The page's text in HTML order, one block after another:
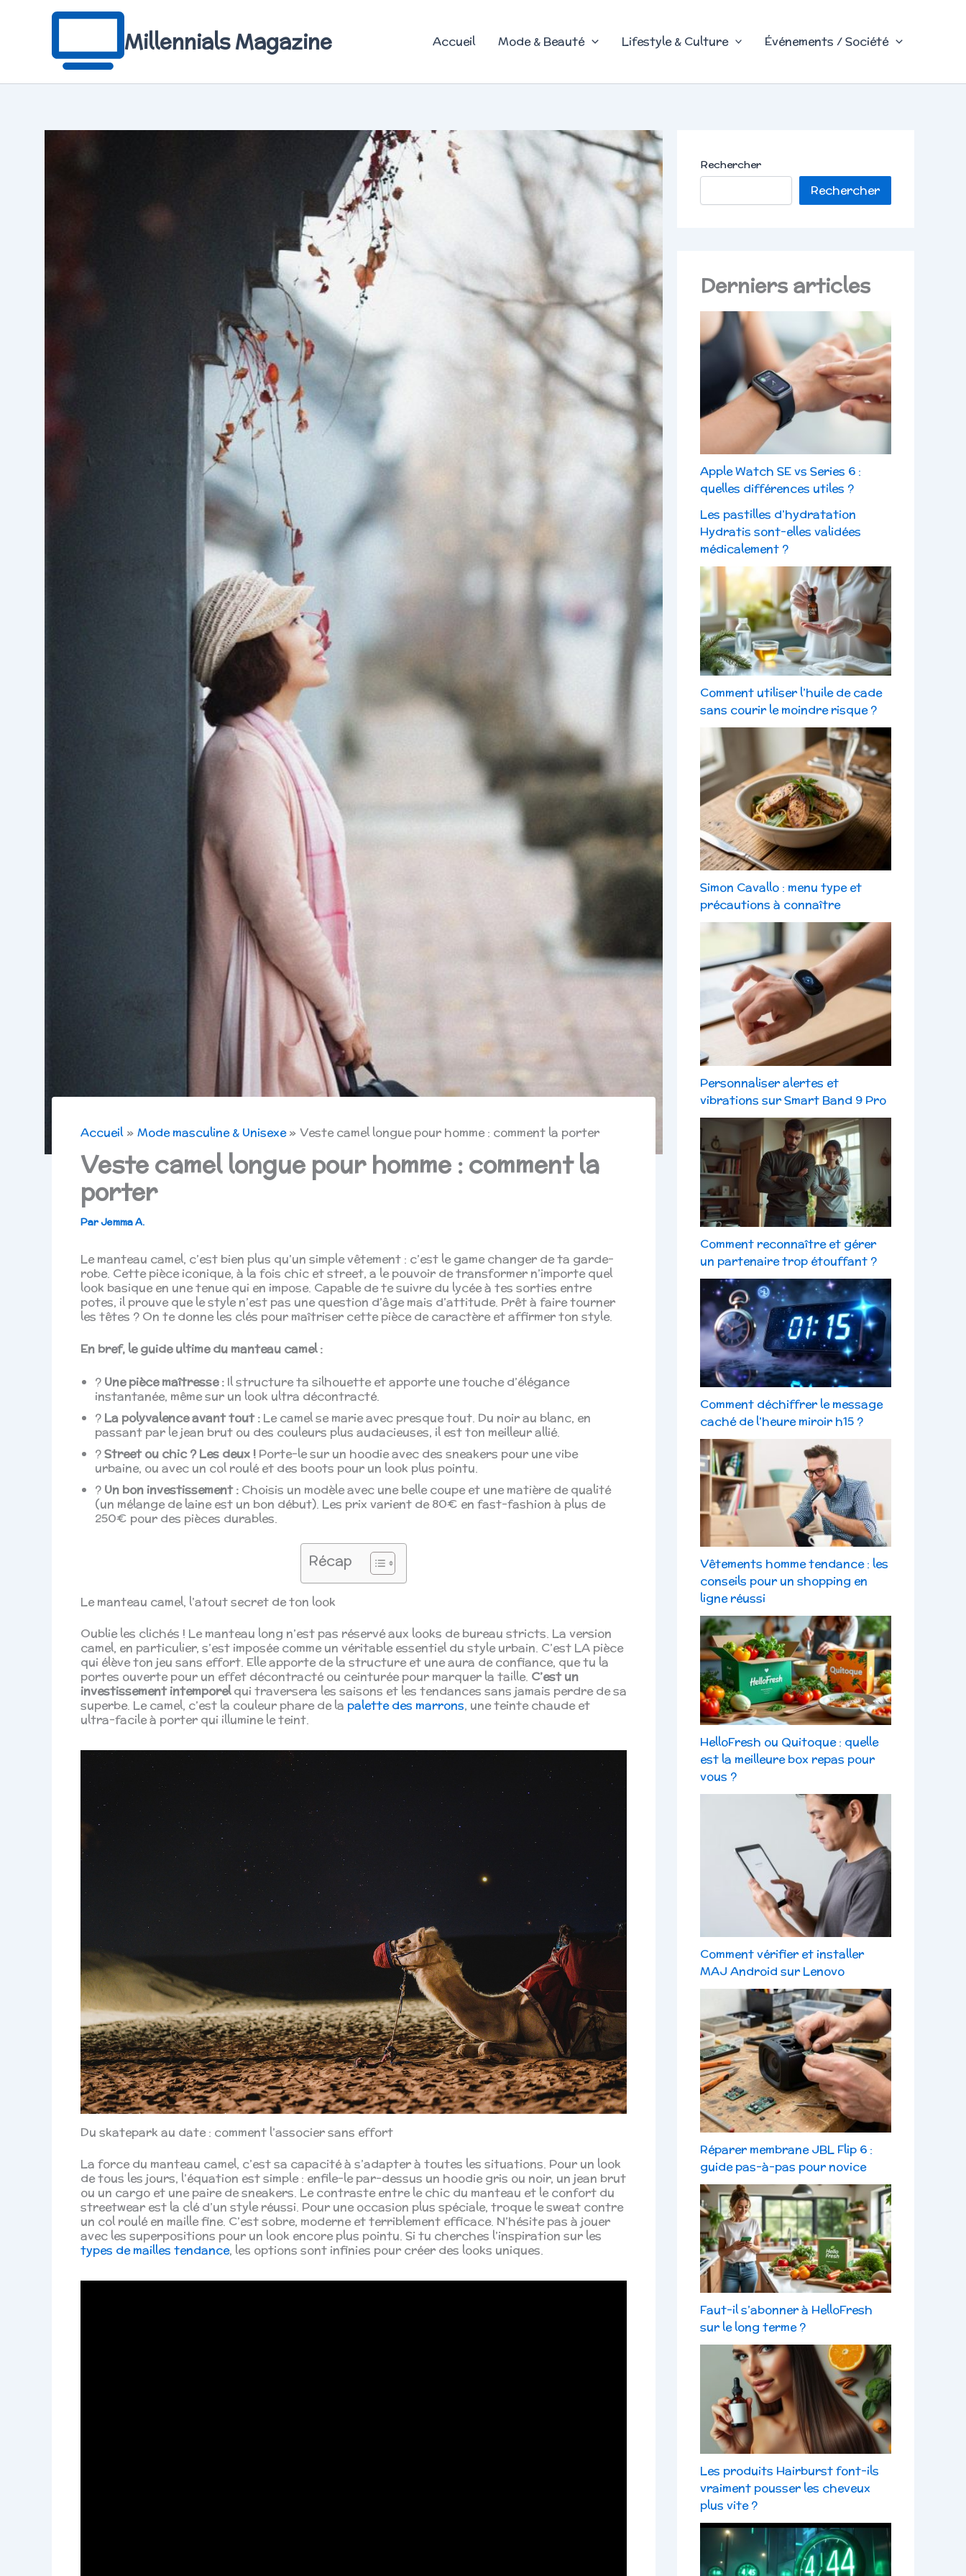
Millennials Magazine Accueil Mode & Beauté Lifestyle & Culture Événements / Société
Accueil Mode masculine & Unisexe Veste camel longue pour homme : comment la porter
Veste camel longue pour homme : comment la
porter
ParJemma A.
Le manteau camel, c’est bien plus qu’un simple vêtement : c’est le game changer de ta garde-
robe. Cette pièce iconique, à la fois chic et street, a le pouvoir de transformer n’importe quel
look basique en une tenue qui en impose. Capable de te suivre du lycée à tes sorties entre
potes, il prouve que le style n’est pas une question d’âge mais d’attitude. Prêt à faire tourner
les têtes ? On te donne les clés pour maîtriser cette pièce de caractère et affirmer ton style.
En bref, le guide ultime du manteau camel :
? Une pièce maîtresse : Il structure ta silhouette et apporte une touche d’élégance
instantanée, même sur un look ultra décontracté.
? La polyvalence avant tout : Le camel se marie avec presque tout. Du noir au blanc, en
passant par le jean brut ou des couleurs plus audacieuses, il est ton meilleur allié.
?Street ou chic ? Les deux ! Porte-le sur un hoodie avec des sneakers pour une vibe
urbaine, ou avec un col roulé et des boots pour un look plus pointu.
? Un bon investissement : Choisis un modèle avec une belle coupe et une matière de qualité
(un mélange de laine est un bon début). Les prix varient de 80€ en fast-fashion à plus de
250€ pour des pièces durables.
Récap
Le manteau camel, l’atout secret de ton look
Oublie les clichés ! Le manteau long n’est pas réservé aux looks de bureau stricts. La version
camel, en particulier, s’est imposée comme un véritable essentiel du style urbain. C’est LA pièce
qui élève ton jeu sans effort. Elle apporte de la structure et une aura de confiance, que tu la
portes ouverte pour un effet décontracté ou ceinturée pour marquer la taille. C’est un
investissement intemporelqui traversera les saisons et les tendances sans jamais perdre de sa
superbe. Le camel, c’est la couleur phare de la palette des marrons, une teinte chaude et
ultra-facile à porter qui illumine le teint.
Du skatepark au date : comment l’associer sans effort
La force du manteau camel, c’est sa capacité à s’adapter à toutes les situations. Pour un look
de tous les jours, l’équation est simple : enfile-le par-dessus un hoodie gris ou noir, un jean brut
ou un cargo et une paire de sneakers. Le contraste entre le chic du manteau et le confort du
streetwear est la clé d’un style réussi. Pour une occasion plus spéciale, troque le sweat contre
un col roulé en maille fine. C’est sobre, moderne et terriblement efficace. N’hésite pas à jouer
avec les superpositions pour un look encore plus pointu. Si tu cherches l’inspiration sur les
types de mailles tendance, les options sont infinies pour créer des looks uniques.
Rechercher
Rechercher
Derniers articles
Apple Watch SE vs Series 6 :
quelles différences utiles ?
Les pastilles d’hydratation
Hydratis sont-elles validées
médicalement ?
Comment utiliser l’huile de cade
sans courir le moindre risque ?
Simon Cavallo : menu type et
précautions à connaître
Personnaliser alertes et
vibrations sur Smart Band 9 Pro
Comment reconnaître et gérer
un partenaire trop étouffant ?
Comment déchiffrer le message
caché de l’heure miroir h15 ?
Vêtements homme tendance : les
conseils pour un shopping en
ligne réussi
HelloFresh ou Quitoque : quelle
est la meilleure box repas pour
vous ?
Comment vérifier et installer
MAJ Android sur Lenovo
Réparer membrane JBL Flip 6 :
guide pas-à-pas pour novice
Faut-il s’abonner à HelloFresh
sur le long terme ?
Les produits Hairburst font-ils
vraiment pousser les cheveux
plus vite ?